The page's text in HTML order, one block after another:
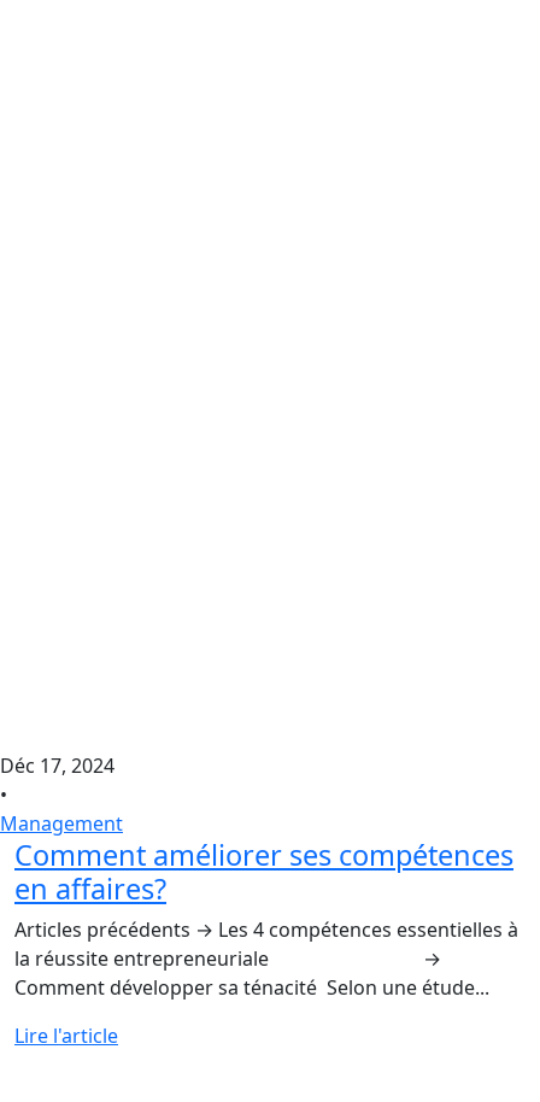
Déc 17, 2024
•
Management
Comment améliorer ses compétences
en affaires?
Articles précédents → Les 4 compétences essentielles à
la réussite entrepreneuriale →
Comment développer sa ténacité Selon une étude...
Lire l'article